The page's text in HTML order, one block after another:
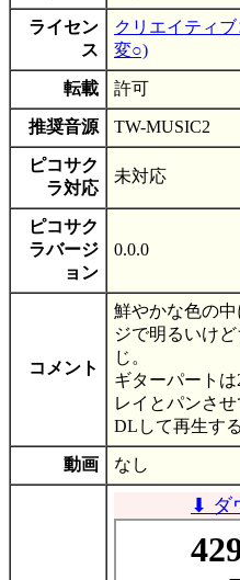
ライセン
ス
クリエイティ
変○)
転載 許可
推奨音源 TW-MUSIC2
ピコサク
ラ対応
未対応
ピコサク
ラバージ
ョン
0.0.0
コメント
鮮やかな色の
ジで明るいけ
じ。
ギターパート
レイとパンさせ
DLして再生す
動画 なし
⬇ ダ